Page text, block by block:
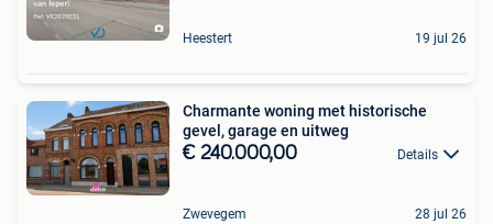
Heestert 19 jul 26
Charmante woning met historische
gevel, garage en uitweg
€ 240.000,00 Details
Zwevegem 28 jul 26